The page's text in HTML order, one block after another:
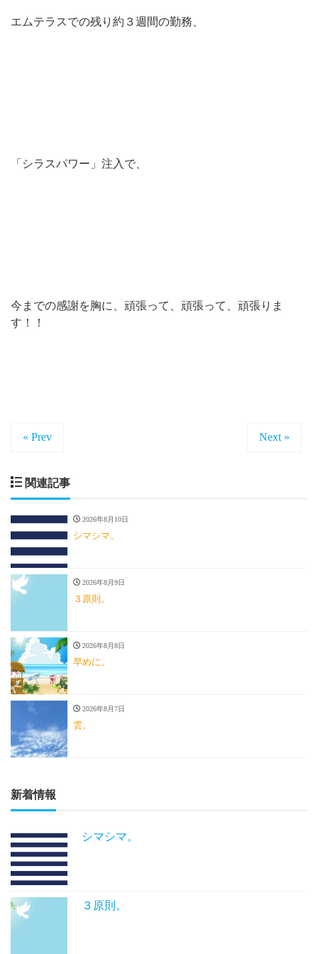
エムテラスでの残り約３週間の勤務、
「シラスパワー」注入で、
今までの感謝を胸に、頑張って、頑張って、頑張りま
す！！
« Prev Next »
関連記事
2026年8月10日
シマシマ。
2026年8月9日
３原則。
2026年8月8日
早めに。
2026年8月7日
雲。
新着情報
シマシマ。
３原則。